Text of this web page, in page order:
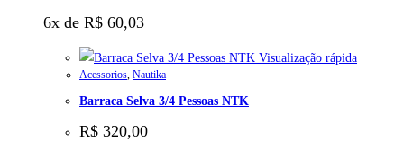
6x de R$ 60,03
Visualização rápida
Acessorios, Nautika
Barraca Selva 3/4 Pessoas NTK
R$ 320,00